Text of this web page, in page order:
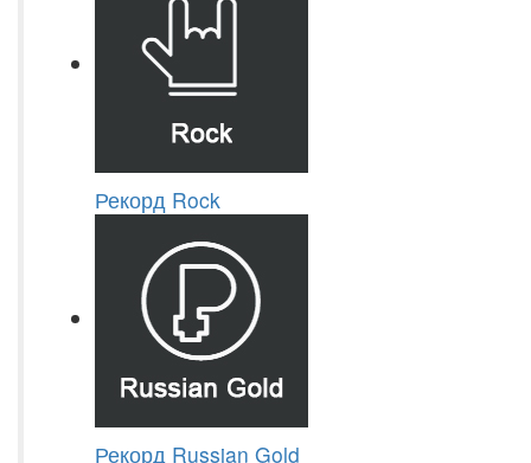
Рекорд Rock
Рекорд Russian Gold